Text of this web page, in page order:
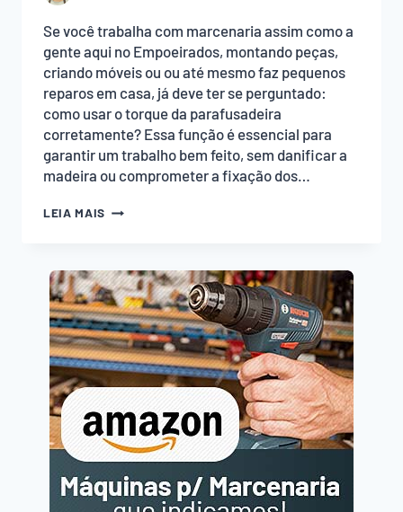
Se você trabalha com marcenaria assim como a
gente aqui no Empoeirados, montando peças,
criando móveis ou ou até mesmo faz pequenos
reparos em casa, já deve ter se perguntado:
como usar o torque da parafusadeira
corretamente? Essa função é essencial para
garantir um trabalho bem feito, sem danificar a
madeira ou comprometer a fixação dos…
LEIA MAIS COMO
DA
PARAFUSADEIRA
CORRETAMENTE